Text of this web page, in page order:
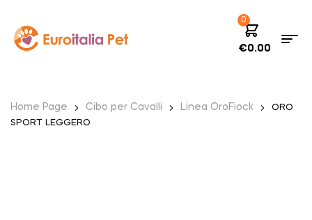
0
€0.00
Home Page Cibo per Cavalli Linea OroFiock
ORO
SPORT LEGGERO